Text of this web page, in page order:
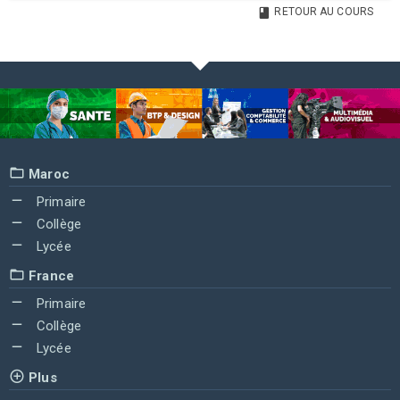
RETOUR AU COURS
Maroc
Primaire
Collège
Lycée
France
Primaire
Collège
Lycée
Plus